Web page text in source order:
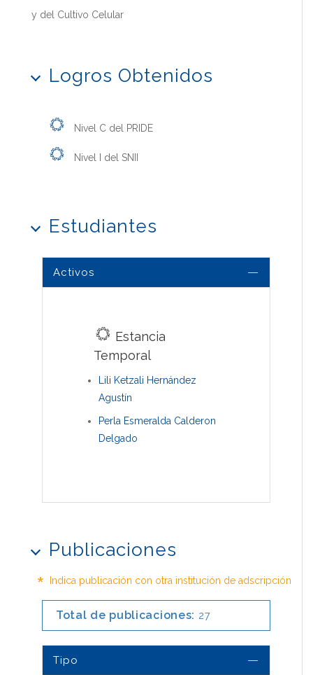
y del Cultivo Celular
Logros Obtenidos
Nivel C del PRIDE
Nivel I del SNII
Estudiantes
Activos
Estancia
Temporal
Lili Ketzali Hernández
Agustín
Perla Esmeralda Calderon
Delgado
Publicaciones
* Indica publicación con otra institución de adscripción
Total de publicaciones: 27
Tipo